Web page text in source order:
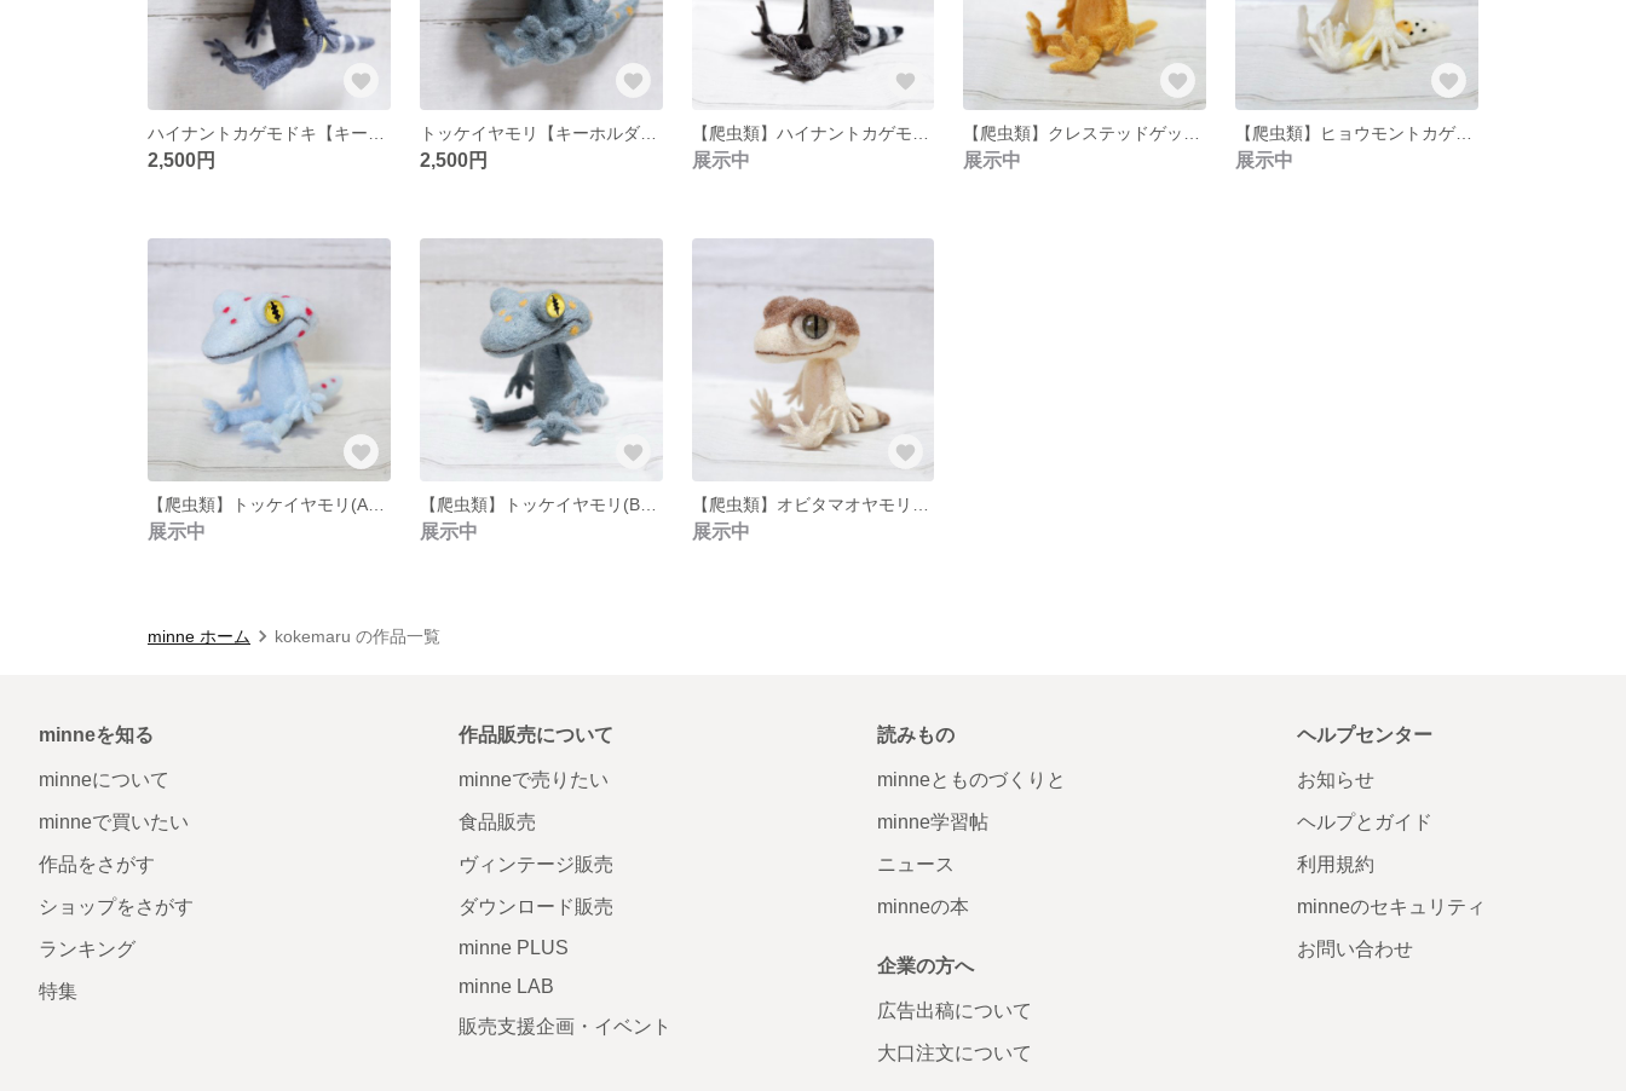
2,500円
トッケイヤモリ【キーホルダー】
2,500円 展示中 展示中
【爬虫類】ヒョウモントカゲモドキ(ハイイエロー)【羊毛フェルト】
展示中
展示中
【爬虫類】トッケイヤモリ(B)【羊毛フェルト】
展示中 展示中
minne ホーム kokemaru の作品一覧
minneを知る
minneについて
minneで買いたい
作品をさがす
ショップをさがす
ランキング
特集
作品販売について
minneで売りたい
食品販売
ヴィンテージ販売
ダウンロード販売
minne PLUS
minne LAB
販売支援企画・イベント
読みもの
minneとものづくりと
minne学習帖
ニュース
minneの本
企業の方へ
広告出稿について
大口注文について
ヘルプセンター
お知らせ
ヘルプとガイド
利用規約
minneのセキュリティ
お問い合わせ